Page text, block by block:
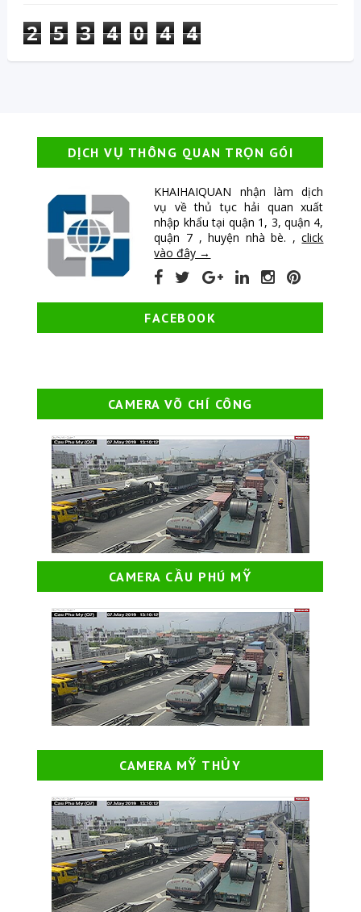
2 5 3 4 0 4 4
DỊCH VỤ THÔNG QUAN TRỌN GÓI
KHAIHAIQUAN nhận làm dịch
vụ về thủ tục hải quan xuất
nhập khẩu tại quận 1, 3, quận 4,
quận 7 , huyện nhà bè. ,click
vào đây →
FACEBOOK
CAMERA VÕ CHÍ CÔNG
CAMERA CẦU PHÚ MỸ
CAMERA MỸ THỦY